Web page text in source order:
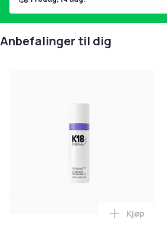
Produktsikkerhetsinformasjon
Anbefalinger til dig
Legg
Kjøp